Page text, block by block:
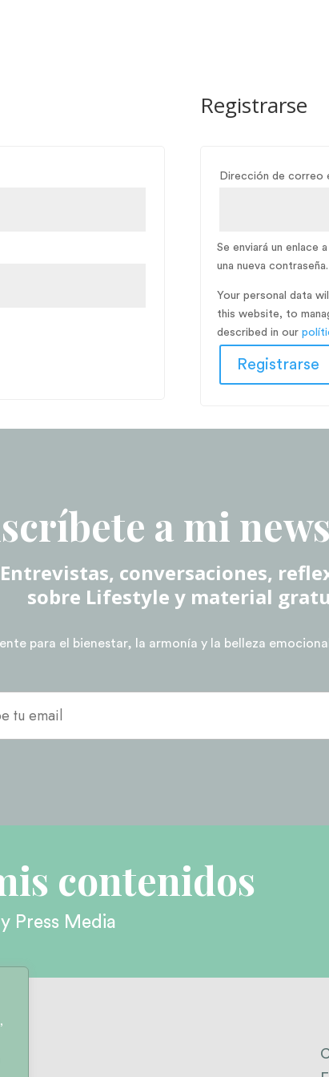
Registrarse
Dirección de correo
Se enviará un
una nueva contraseña.
Your personal data
this website, to
described in our
Registrarse
a mi
Entrevistas, conversaciones,
sobre Lifestyle y material
para el bienestar, la armonía y la belleza
contenidos
Press Media